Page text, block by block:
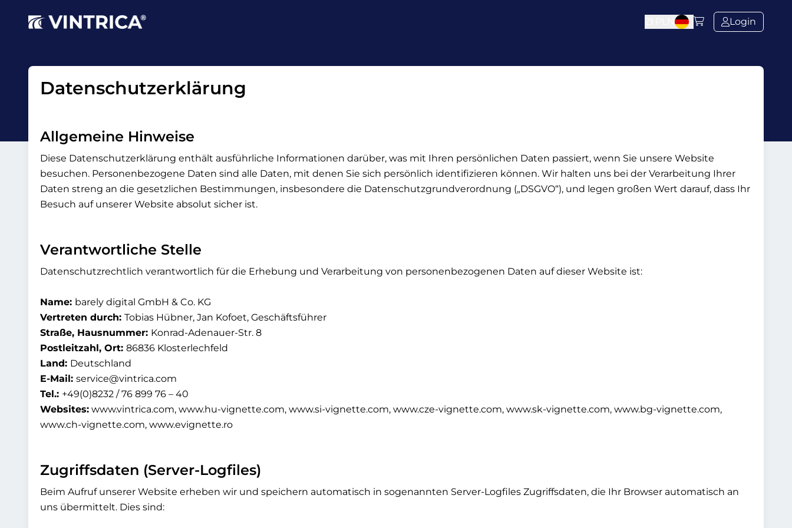
Login
Datenschutzerklärung
Allgemeine Hinweise
Diese Datenschutzerklärung enthält ausführliche Informationen darüber, was mit Ihren persönlichen Daten passiert, wenn Sie unsere Website
besuchen. Personenbezogene Daten sind alle Daten, mit denen Sie sich persönlich identifizieren können. Wir halten uns bei der Verarbeitung Ihrer
Daten streng an die gesetzlichen Bestimmungen, insbesondere die Datenschutzgrundverordnung („DSGVO“), und legen großen Wert darauf, dass Ihr
Besuch auf unserer Website absolut sicher ist.
Verantwortliche Stelle
Datenschutzrechtlich verantwortlich für die Erhebung und Verarbeitung von personenbezogenen Daten auf dieser Website ist:
Name: barely digital GmbH & Co. KG
Vertreten durch: Tobias Hübner, Jan Kofoet, Geschäftsführer
Straße, Hausnummer: Konrad-Adenauer-Str. 8
Postleitzahl, Ort: 86836 Klosterlechfeld
Land: Deutschland
E-Mail: service@vintrica.com
Tel.: +49(0)8232 / 76 899 76 – 40
Websites: www.vintrica.com, www.hu-vignette.com, www.si-vignette.com, www.cze-vignette.com, www.sk-vignette.com, www.bg-vignette.com,
www.ch-vignette.com, www.evignette.ro
Zugriffsdaten (Server-Logfiles)
Beim Aufruf unserer Website erheben wir und speichern automatisch in sogenannten Server-Logfiles Zugriffsdaten, die Ihr Browser automatisch an
uns übermittelt. Dies sind: